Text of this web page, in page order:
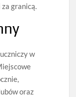
granicą.
w
oraz